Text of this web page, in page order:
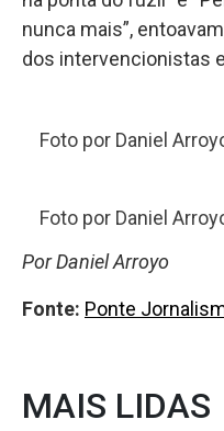
nunca mais”,
dos intervencionistas
Foto por Daniel
Foto por Daniel
Por Daniel Arroyo
Fonte: Ponte
MAIS LIDAS